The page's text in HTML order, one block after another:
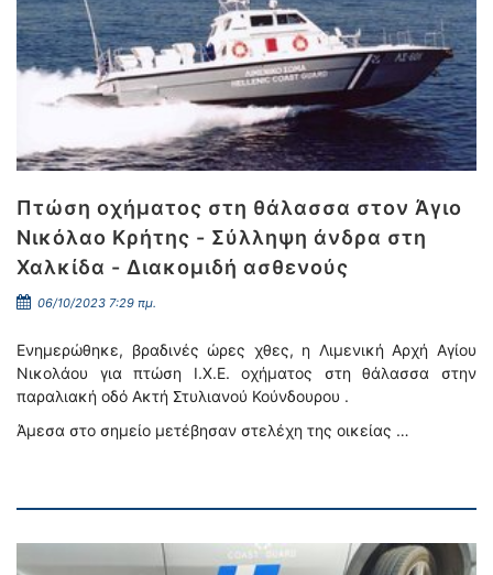
Πτώση οχήματος στη θάλασσα στον Άγιο
Νικόλαο Κρήτης - Σύλληψη άνδρα στη
Χαλκίδα - Διακομιδή ασθενούς
06/10/2023 7:29 πμ.
Ενημερώθηκε, βραδινές ώρες χθες, η Λιμενική Αρχή Αγίου
Νικολάου για πτώση Ι.Χ.Ε. οχήματος στη θάλασσα στην
παραλιακή οδό Ακτή Στυλιανού Κούνδουρου .
Άμεσα στο σημείο μετέβησαν στελέχη της οικείας …